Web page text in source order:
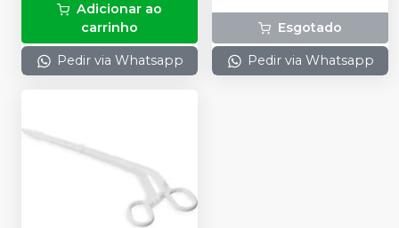
Adicionar ao
carrinho
Pedir via Whatsapp
Esgotado
Pedir via Whatsapp